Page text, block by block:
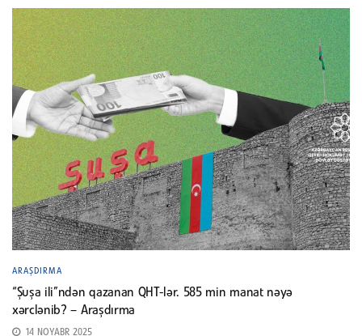
ARAŞDIRMA
“Şuşa ili”ndən qazanan QHT-lər. 585 min manat nəyə
xərclənib? – Araşdırma
14 NOYABR 2025